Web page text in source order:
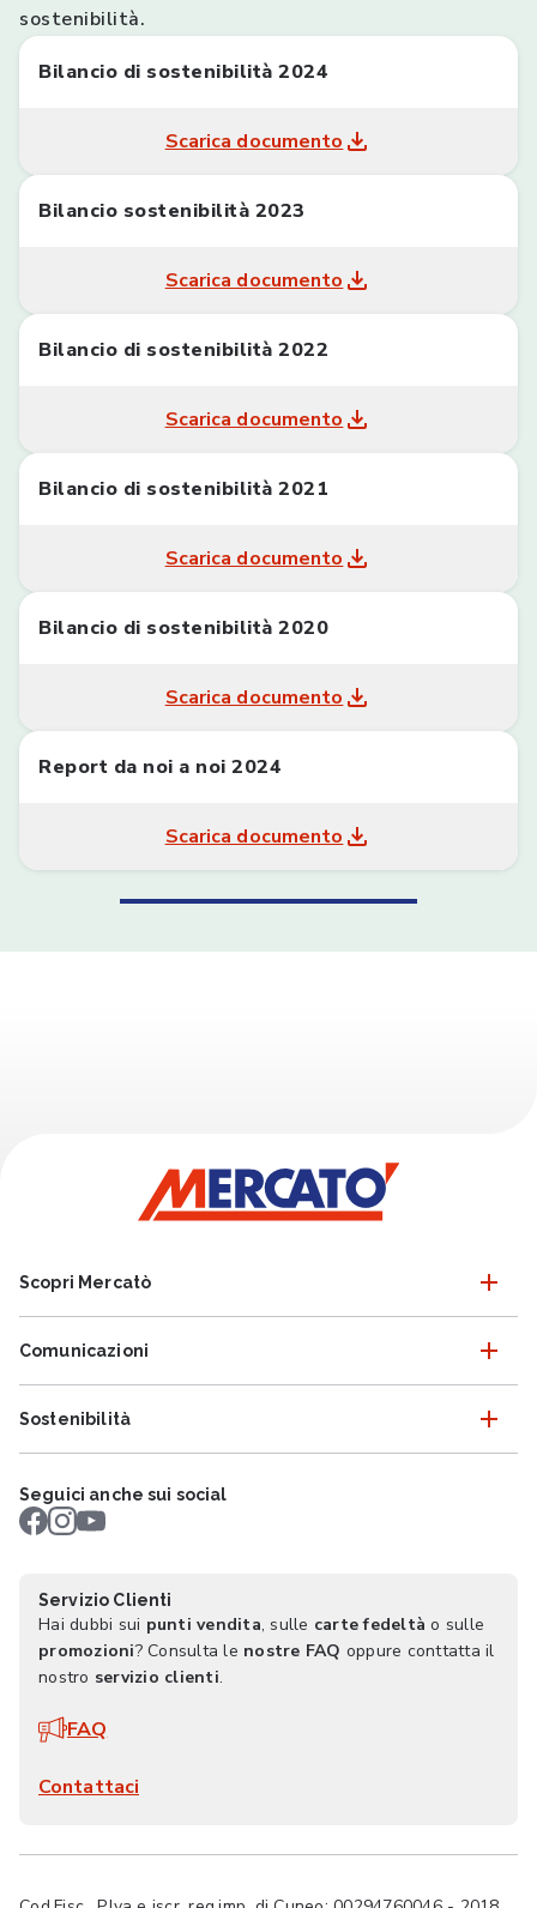
sostenibilità.
Bilancio di sostenibilità 2024
Scarica documento
Bilancio sostenibilità 2023
Scarica documento
Bilancio di sostenibilità 2022
Scarica documento
Bilancio di sostenibilità 2021
Scarica documento
Bilancio di sostenibilità 2020
Scarica documento
Report da noi a noi 2024
Scarica documento
Scopri Mercatò
Comunicazioni
Sostenibilità
Seguici anche sui social
Servizio Clienti
Hai dubbi sui punti vendita, sulle carte fedeltà o sulle
promozioni? Consulta le nostre FAQ oppure conttatta il
nostro servizio clienti.
FAQ
Contattaci